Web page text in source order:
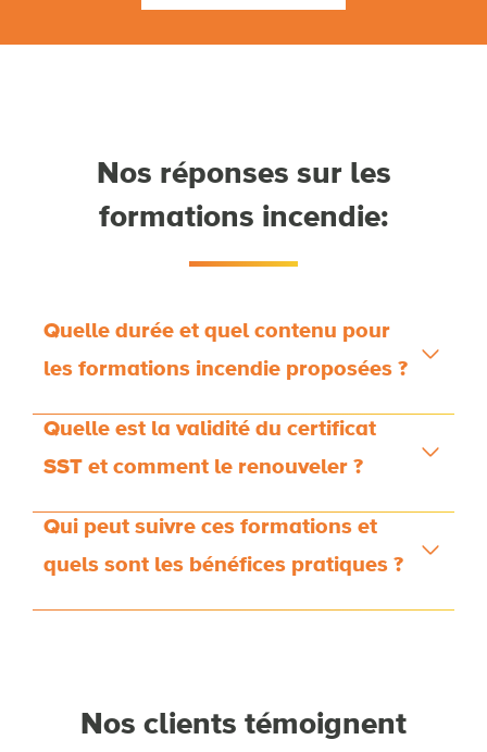
Nos réponses sur les
formations incendie:
Quelle durée et quel contenu pour
les formations incendie proposées ?
Quelle est la validité du certificat
SST et comment le renouveler ?
Qui peut suivre ces formations et
quels sont les bénéfices pratiques ?
Nos clients témoignent